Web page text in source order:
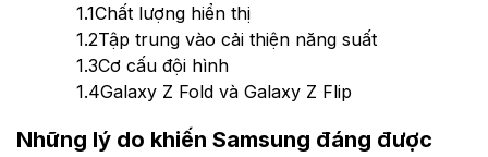
1.1Chất lượng hiển thị
1.2Tập trung vào cải thiện năng suất
1.3Cơ cấu đội hình
1.4Galaxy Z Fold và Galaxy Z Flip
Những lý do khiến Samsung đáng được